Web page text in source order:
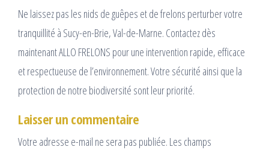
Ne laissez pas les nids de guêpes et de frelons perturber votre
tranquillité à Sucy-en-Brie, Val-de-Marne. Contactez dès
maintenant ALLO FRELONS pour une intervention rapide, efficace
et respectueuse de l’environnement. Votre sécurité ainsi que la
protection de notre biodiversité sont leur priorité.
Laisser un commentaire
Votre adresse e-mail ne sera pas publiée. Les champs